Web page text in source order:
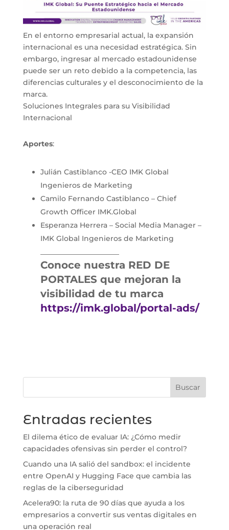
En el entorno empresarial actual, la expansión
internacional es una necesidad estratégica. Sin
embargo, ingresar al mercado estadounidense
puede ser un reto debido a la competencia, las
diferencias culturales y el desconocimiento de la
marca.
Soluciones Integrales para su Visibilidad
Internacional
Aportes:
Julián Castiblanco -CEO IMK Global
Ingenieros de Marketing
Camilo Fernando Castiblanco – Chief
Growth Officer IMK.Global
Esperanza Herrera – Social Media Manager –
IMK Global Ingenieros de Marketing
Conoce nuestra RED DE
PORTALES que mejoran la
visibilidad de tu marca
https://imk.global/portal-ads/
Buscar
Entradas recientes
El dilema ético de evaluar IA: ¿Cómo medir
capacidades ofensivas sin perder el control?
Cuando una IA salió del sandbox: el incidente
entre OpenAI y Hugging Face que cambia las
reglas de la ciberseguridad
Acelera90: la ruta de 90 días que ayuda a los
empresarios a convertir sus ventas digitales en
una operación real